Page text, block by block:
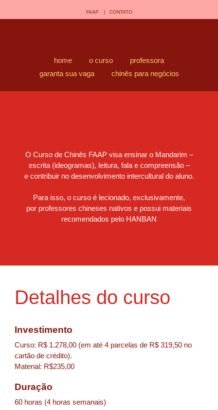
FAAP | CONTATO
home o curso
professora
garanta sua vaga------- chinês para negócios
O Curso de Chinês FAAP visa ensinar o Mandarim –
escrita (ideogramas), leitura, fala e compreensão –
e contribuir no desenvolvimento intercultural do aluno.
Para isso, o curso é lecionado, exclusivamente,
por professores chineses nativos e possui materiais
recomendados pelo HANBAN
Detalhes do curso
Investimento
Curso: R$ 1.278,00 (em até 4 parcelas de R$ 319,50 no
cartão de crédito).
Material: R$235,00
Duração
60 horas (4 horas semanais)